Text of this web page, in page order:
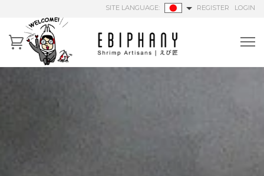
REGISTER LOGIN
SITE LANGUAGE: